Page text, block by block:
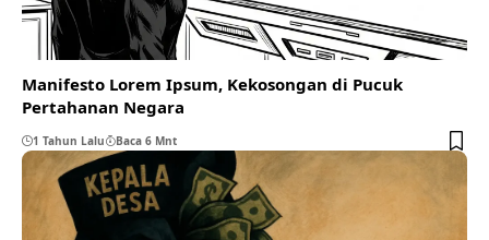
Manifesto Lorem Ipsum, Kekosongan di Pucuk
Pertahanan Negara
1 Tahun Lalu Baca 6 Mnt